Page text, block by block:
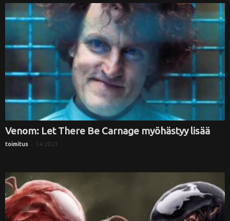
Venom: Let There Be Carnage myöhästyy lisää
toimitus - 1.4.2021